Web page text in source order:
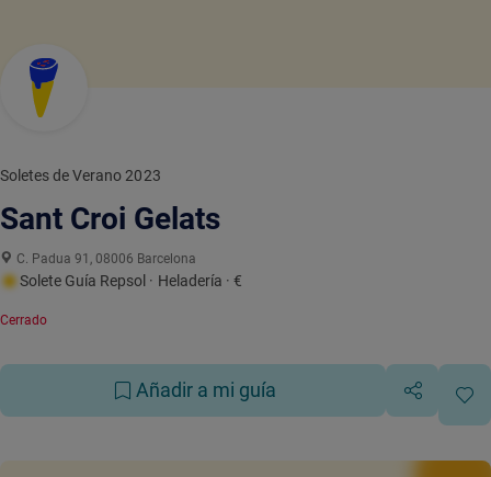
Soletes de Verano 2023
Sant Croi Gelats
C. Padua 91, 08006 Barcelona
Solete Guía Repsol · Heladería · €
Cerrado
Añadir a mi guía